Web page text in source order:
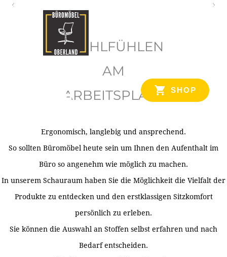
SHOP
WOHLFÜHLEN
AM
ARBEITSPLATZ
Ergonomisch, langlebig und ansprechend.
So sollten Büromöbel heute sein um Ihnen den Aufenthalt im
Büro so angenehm wie möglich zu machen.
In unserem Schauraum haben Sie die Möglichkeit die Vielfalt der
Produkte zu entdecken und den erstklassigen Sitzkomfort
persönlich zu erleben.
Sie können die Auswahl an Stoffen selbst erfahren und nach
Bedarf entscheiden.